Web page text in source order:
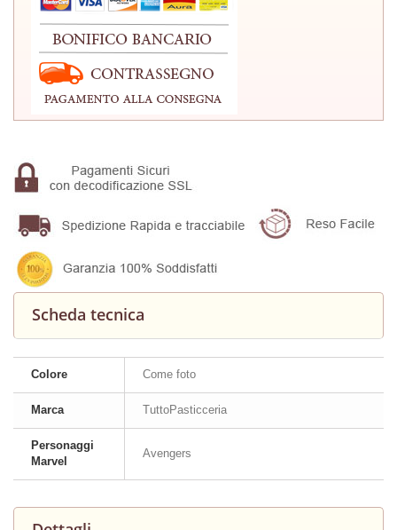
Scheda tecnica
Colore Come foto
Marca TuttoPasticceria
Personaggi
Marvel
Avengers